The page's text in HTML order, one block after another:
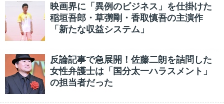
映画界に「異例のビジネス」を仕掛けた
稲垣吾郎・草彅剛・香取慎吾の主演作
「新たな収益システム」
反論記事で急展開！佐藤二朗を詰問した
女性弁護士は「国分太一ハラスメント」
の担当者だった